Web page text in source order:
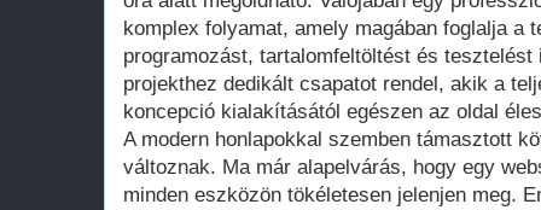
komplex folyamat, amely magában foglalja a
programozást, tartalomfeltöltést és tesztelést
projekthez dedikált csapatot rendel, akik a
koncepció kialakításától egészen az oldal
A modern honlapokkal szemben támasztott
változnak. Ma már alapelvárás, hogy egy
minden eszközön tökéletesen jelenjen meg.